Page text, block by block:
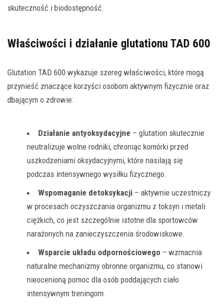
skuteczność i biodostępność.
Właściwości i działanie glutationu TAD 600
Glutation TAD 600 wykazuje szereg właściwości, które mogą
przynieść znaczące korzyści osobom aktywnym fizycznie oraz
dbającym o zdrowie:
Działanie antyoksydacyjne – glutation skutecznie
neutralizuje wolne rodniki, chroniąc komórki przed
uszkodzeniami oksydacyjnymi, które nasilają się
podczas intensywnego wysiłku fizycznego.
Wspomaganie detoksykacji – aktywnie uczestniczy
w procesach oczyszczania organizmu z toksyn i metali
ciężkich, co jest szczególnie istotne dla sportowców
narażonych na zanieczyszczenia środowiskowe.
Wsparcie układu odpornościowego – wzmacnia
naturalne mechanizmy obronne organizmu, co stanowi
nieocenioną pomoc dla osób poddających ciało
intensywnym treningom.